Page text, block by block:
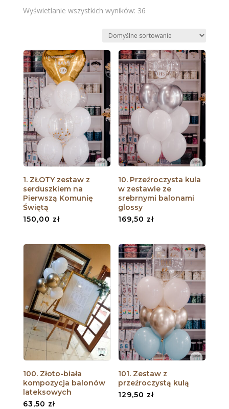
Wyświetlanie wszystkich wyników: 36
1. ZŁOTY zestaw z
serduszkiem na
Pierwszą Komunię
Świętą
150,00 zł
10. Przeźroczysta kula
w zestawie ze
srebrnymi balonami
glossy
169,50 zł
100. Złoto-biała
kompozycja balonów
lateksowych
63,50 zł
101. Zestaw z
przeźroczystą kulą
129,50 zł